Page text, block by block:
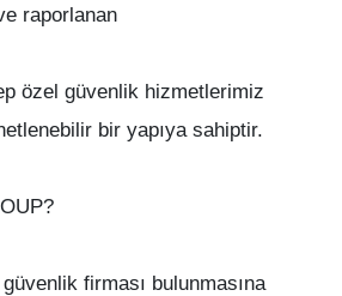
raporlanan
özel güvenlik hizmetlerimiz
bir yapıya sahiptir.
firması bulunmasına